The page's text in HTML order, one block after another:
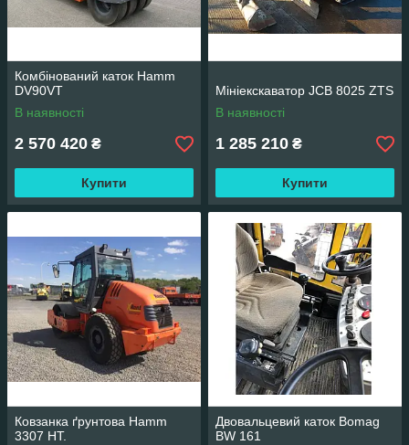
Комбінований каток Hamm
DV90VT
В наявності
2 570 420 ₴
Купити
Мініекскаватор JCB 8025 ZTS
В наявності
1 285 210 ₴
Купити
Ковзанка ґрунтова Hamm
3307 HT.
Двовальцевий каток Bomag
BW 161